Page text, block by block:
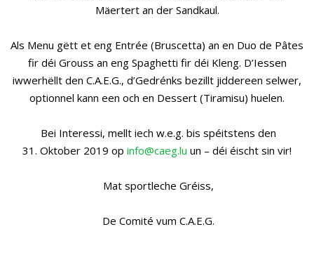
Mäertert an der Sandkaul.
Als Menu gëtt et eng Entrée (Bruscetta) an en Duo de Pâtes
fir déi Grouss an eng Spaghetti fir déi Kleng. D’Iessen
iwwerhëllt den C.A.E.G., d’Gedrénks bezillt jiddereen selwer,
optionnel kann een och en Dessert (Tiramisu) huelen.
Bei Interessi, mellt iech w.e.g. bis spéitstens den
31. Oktober 2019 op info@caeg.lu un – déi éischt sin vir!
Mat sportleche Gréiss,
De Comité vum C.A.E.G.